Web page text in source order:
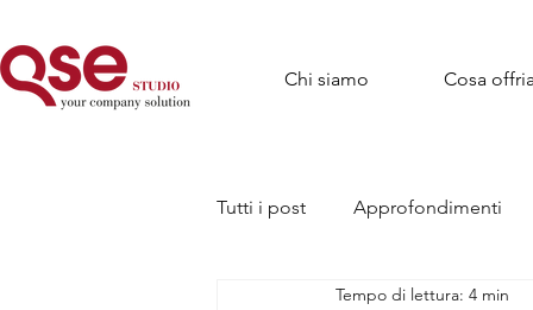
Chi siamo Cosa
Tutti i post Approfondimenti
Tempo di lettura: 4 min